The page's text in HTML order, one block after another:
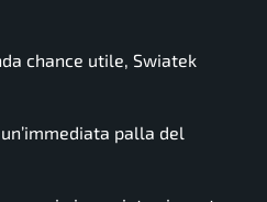
chance utile, Swiatek
un’immediata palla del